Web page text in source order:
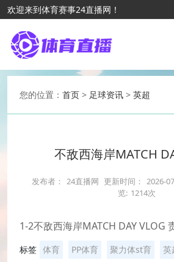
欢迎来到体育赛事24直播网！
您的位置： 首页 > 足球资讯 > 英超
不敌西海岸MATCH
发布者： 24直播网 更新时间： 2026-
览: 1214次
1-2不敌西海岸MATCH DAY VLOG
标签 体育 PP体育 聚力体st育 英